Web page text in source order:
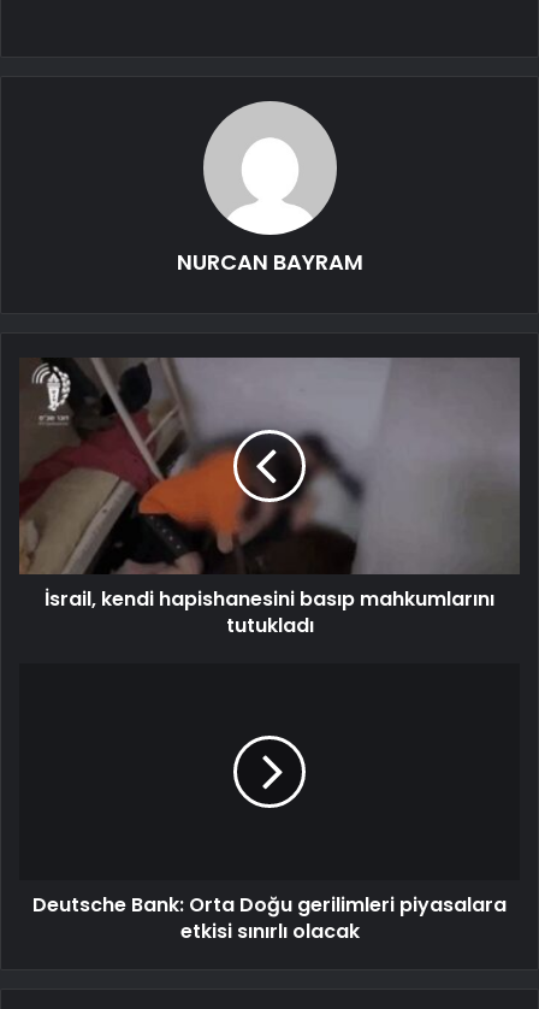
NURCAN BAYRAM
İsrail, kendi hapishanesini basıp mahkumlarını
tutukladı
Deutsche Bank: Orta Doğu gerilimleri piyasalara
etkisi sınırlı olacak